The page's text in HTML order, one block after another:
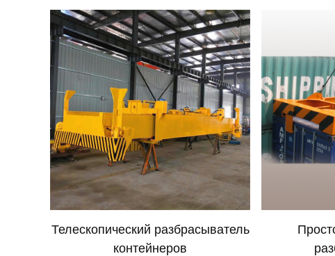
Телескопический разбрасыватель
контейнеров